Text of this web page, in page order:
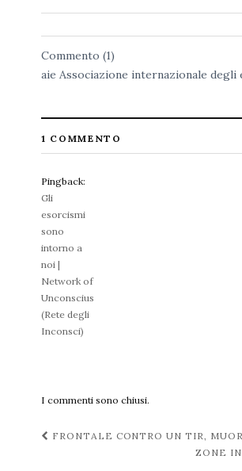
Commento (1)
aie Associazione internazionale degli
1 COMMENTO
Pingback:
Gli
esorcismi
sono
intorno a
noi |
Network of
Unconscius
(Rete degli
Inconsci)
I commenti sono chiusi.
Navigazione
FRONTALE CONTRO UN TIR,
ZONE